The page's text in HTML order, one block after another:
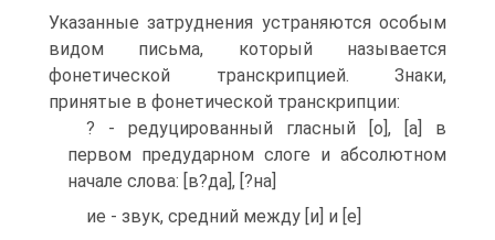
Указанные затруднения устраняются особым
видом письма, который называется
фонетической транскрипцией. Знаки,
принятые в фонетической транскрипции:
? - редуцированный гласный [о], [а] в
первом предударном слоге и абсолютном
начале слова: [в?да], [?на]
ие - звук, средний между [и] и [е]